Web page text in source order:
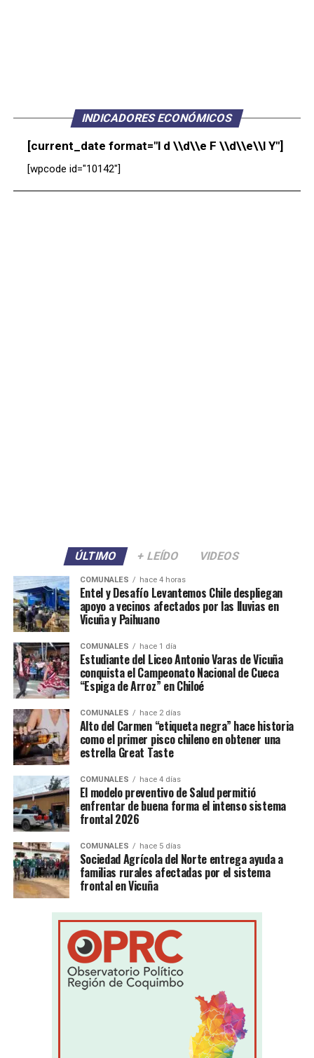
INDICADORES ECONÓMICOS
[current_date format="l d \\d\\e F \\d\\e\\l Y"]
[wpcode id="10142"]
ÚLTIMO + LEÍDO VIDEOS
COMUNALES hace 4 horas
Entel y Desafío Levantemos Chile despliegan
apoyo a vecinos afectados por las lluvias en
Vicuña y Paihuano
COMUNALES hace 1 día
Estudiante del Liceo Antonio Varas de Vicuña
conquista el Campeonato Nacional de Cueca
“Espiga de Arroz” en Chiloé
COMUNALES hace 2 días
Alto del Carmen “etiqueta negra” hace historia
como el primer pisco chileno en obtener una
estrella Great Taste
COMUNALES hace 4 días
El modelo preventivo de Salud permitió
enfrentar de buena forma el intenso sistema
frontal 2026
COMUNALES hace 5 días
Sociedad Agrícola del Norte entrega ayuda a
familias rurales afectadas por el sistema
frontal en Vicuña